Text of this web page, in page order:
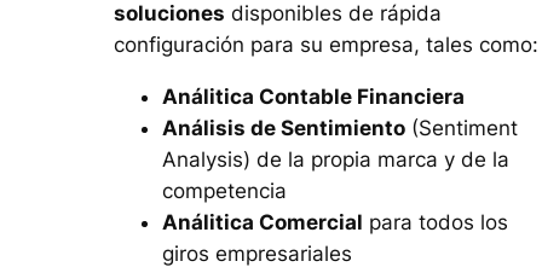
soluciones disponibles de rápida
configuración para su empresa, tales como:
Análitica Contable Financiera
Análisis de Sentimiento(Sentiment
Analysis) de la propia marca y de la
competencia
Análitica Comercial para todos los
giros empresariales